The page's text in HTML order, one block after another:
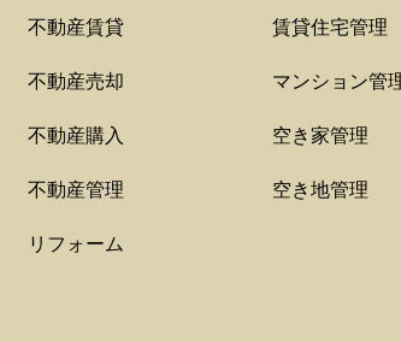
不動産賃貸
不動産売却
不動産購入
不動産管理
リフォーム
賃貸住宅管理
マンション管
空き家管理
空き地管理